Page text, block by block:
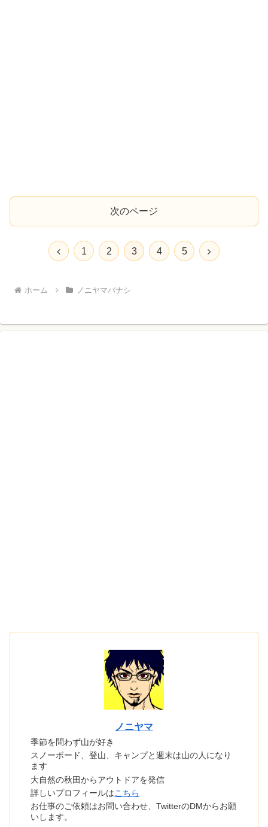
次のページ
前
1 2 3 4 5
次
ホーム ノニヤマバナシ
ノニヤマ
季節を問わず山が好き
スノーボード、登山、キャンプと週末は山の人になり
ます
大自然の秋田からアウトドアを発信
詳しいプロフィールはこちら
お仕事のご依頼はお問い合わせ、TwitterのDMからお願
いします。